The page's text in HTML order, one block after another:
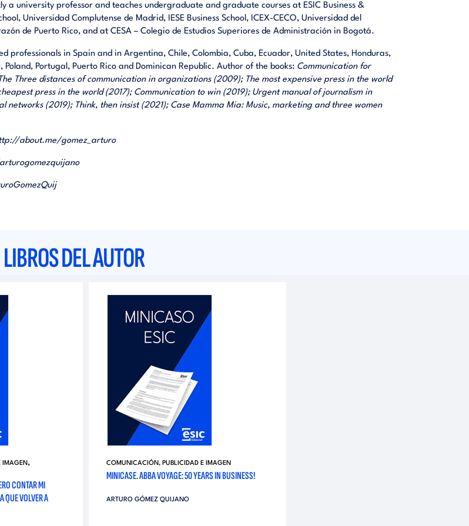
a university professor and teaches undergraduate and graduate courses at ESIC Business &
Universidad Complutense de Madrid, IESE Business School, ICEX-CECO, Universidad del
de Puerto Rico, and at CESA – Colegio de Estudios Superiores de Administración in Bogotá.
professionals in Spain and in Argentina, Chile, Colombia, Cuba, Ecuador, United States, Honduras,
Poland, Portugal, Puerto Rico and Dominican Republic. Author of the books: Communication for
Three distances of communication in organizations (2009); The most expensive press in the world
press in the world (2017); Communication to win (2019); Urgent manual of journalism in
networks (2019); Think, then insist (2021); Case Mamma Mia: Music, marketing and three women
about.me/gomez_arturo
LIBROS DEL AUTOR
IMAGEN,
CONTAR MI
QUE VOLVER A
COMUNICACIÓN, PUBLICIDAD E IMAGEN
MINICASE. ABBA VOYAGE: 50 YEARS IN BUSINESS!
ARTURO GÓMEZ QUIJANO